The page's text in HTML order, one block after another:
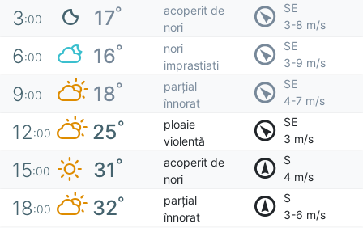
3:00 17°
acoperit de
nori
SE
3-8 m/s
6:00 16°
nori
imprastiati
SE
3-9 m/s
9:00 18°
parțial
înnorat
SE
4-7 m/s
12:00 25°
ploaie
violentă
SE
3 m/s
15:00 31°
acoperit de
nori
S
4 m/s
18:00 32°
parțial
înnorat
S
3-6 m/s